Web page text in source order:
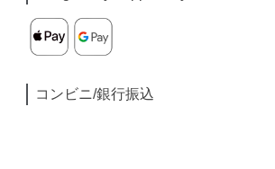
コンビニ/銀行振込